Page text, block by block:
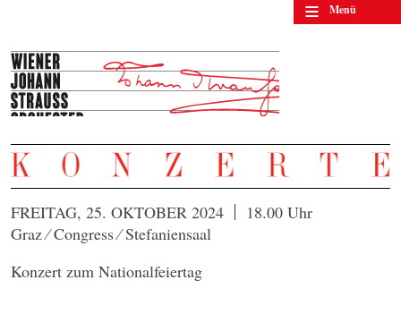
≡ Menü
FREITAG, 25. OKTOBER 2024
18.00 Uhr
Graz ⁄ Congress ⁄ Stefaniensaal
Konzert zum Nationalfeiertag